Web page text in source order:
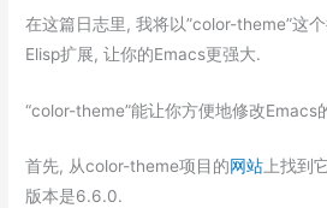
在这篇日志里, 我将以”color-theme”这
Elisp扩展, 让你的Emacs更强大.
“color-theme”能让你方便地修改Emacs
首先, 从color-theme项目的网站上找到
版本是6.6.0.